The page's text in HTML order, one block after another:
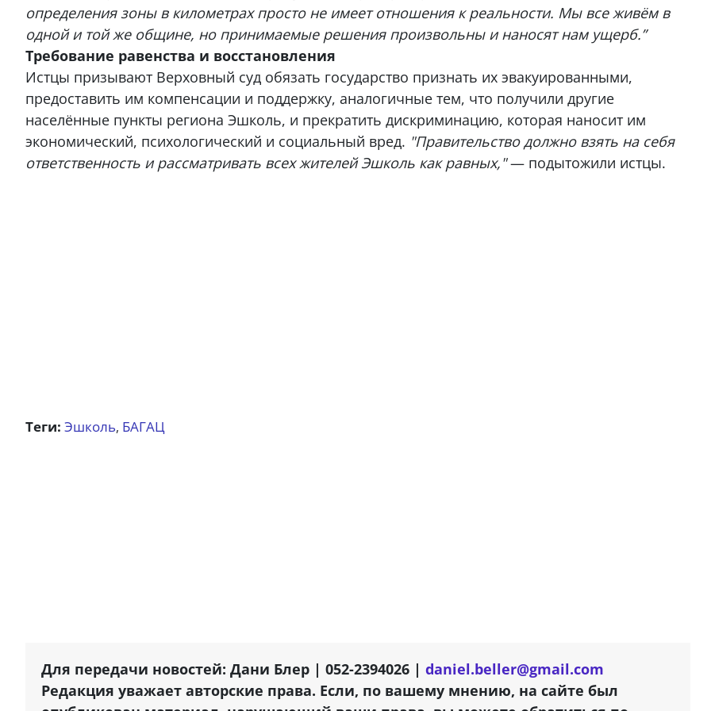
определения зоны в километрах просто не имеет отношения к реальности. Мы все живём в
одной и той же общине, но принимаемые решения произвольны и наносят нам ущерб.”
Требование равенства и восстановления
Истцы призывают Верховный суд обязать государство признать их эвакуированными,
предоставить им компенсации и поддержку, аналогичные тем, что получили другие
населённые пункты региона Эшколь, и прекратить дискриминацию, которая наносит им
экономический, психологический и социальный вред. "Правительство должно взять на себя
ответственность и рассматривать всех жителей Эшколь как равных,"— подытожили истцы.
Теги: Эшколь, БАГАЦ
Для передачи новостей: Дани Блер | 052-2394026 | daniel.beller@gmail.com
Редакция уважает авторские права. Если, по вашему мнению, на сайте был